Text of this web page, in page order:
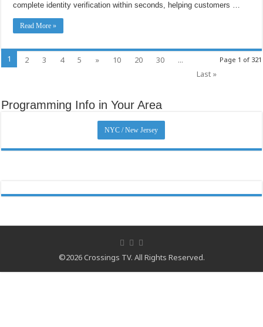
complete identity verification within seconds, helping customers …
Read More »
Page 1 of 321
1 2 3 4 5 » 10 20 30
...
Last »
Programming Info in Your Area
NYC / New Jersey
©2026 Crossings TV. All Rights Reserved.